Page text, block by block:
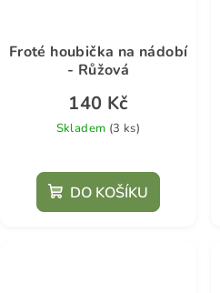
Froté houbička na nádobí
- Růžová
140 Kč
Skladem (3 ks)
DO KOŠÍKU